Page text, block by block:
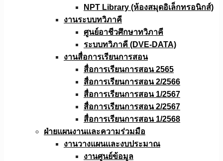
NPT Library (ห้องสมุดอิเล็กทรอนิกส์)
งานระบบทวิภาคี
ศูนย์อาชีวศึกษาทวิภาคี
ระบบทวิภาคี (DVE-DATA)
งานสื่อการเรียนการสอน
สื่อการเรียนการสอน 2565
สื่อการเรียนการสอน 2/2566
สื่อการเรียนการสอน 1/2567
สื่อการเรียนการสอน 2/2567
สื่อการเรียนการสอน 1/2568
ฝ่ายแผนงานเเละความร่วมมือ
งานวางแผนเเละงบประมาณ
งานศูนย์ข้อมูล